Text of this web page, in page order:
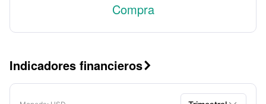
Compra
Indicadores financieros